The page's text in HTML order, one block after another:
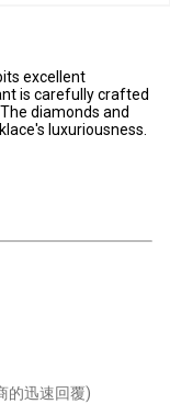
excellent
is carefully crafted
diamonds and
luxuriousness.
的迅速回覆)